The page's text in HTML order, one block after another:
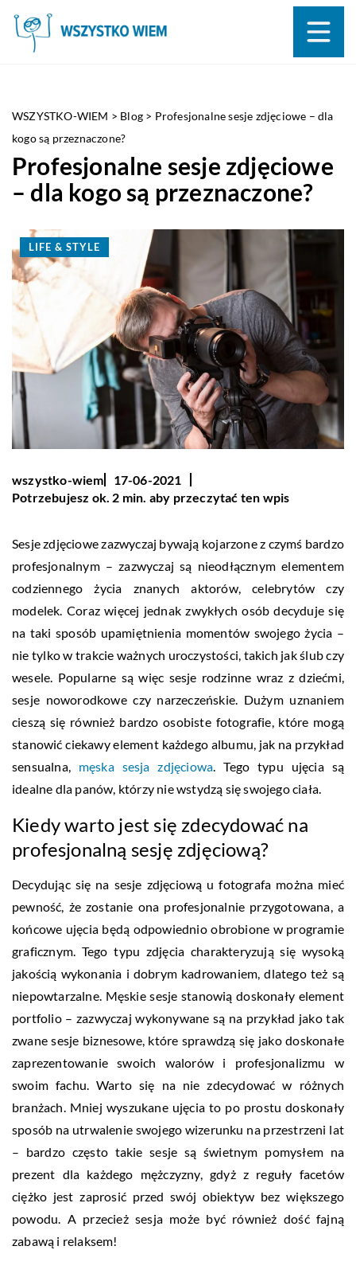
WSZYSTKO-WIEM > Blog > Profesjonalne sesje zdjęciowe – dla
kogo są przeznaczone?
Profesjonalne sesje zdjęciowe
– dla kogo są przeznaczone?
LIFE & STYLE
wszystko-wiem
17-06-2021
Potrzebujesz ok. 2 min. aby przeczytać ten wpis
Sesje zdjęciowe zazwyczaj bywają kojarzone z czymś bardzo
profesjonalnym – zazwyczaj są nieodłącznym elementem
codziennego życia znanych aktorów, celebrytów czy
modelek. Coraz więcej jednak zwykłych osób decyduje się
na taki sposób upamiętnienia momentów swojego życia –
nie tylko w trakcie ważnych uroczystości, takich jak ślub czy
wesele. Popularne są więc sesje rodzinne wraz z dziećmi,
sesje noworodkowe czy narzeczeńskie. Dużym uznaniem
cieszą się również bardzo osobiste fotografie, które mogą
stanowić ciekawy element każdego albumu, jak na przykład
sensualna, męska sesja zdjęciowa . Tego typu ujęcia są
idealne dla panów, którzy nie wstydzą się swojego ciała.
Kiedy warto jest się zdecydować na
profesjonalną sesję zdjęciową?
Decydując się na sesje zdjęciową u fotografa można mieć
pewność, że zostanie ona profesjonalnie przygotowana, a
końcowe ujęcia będą odpowiednio obrobione w programie
graficznym. Tego typu zdjęcia charakteryzują się wysoką
jakością wykonania i dobrym kadrowaniem, dlatego też są
niepowtarzalne. Męskie sesje stanowią doskonały element
portfolio – zazwyczaj wykonywane są na przykład jako tak
zwane sesje biznesowe, które sprawdzą się jako doskonałe
zaprezentowanie swoich walorów i profesjonalizmu w
swoim fachu. Warto się na nie zdecydować w różnych
branżach. Mniej wyszukane ujęcia to po prostu doskonały
sposób na utrwalenie swojego wizerunku na przestrzeni lat
– bardzo często takie sesje są świetnym pomysłem na
prezent dla każdego mężczyzny, gdyż z reguły facetów
ciężko jest zaprosić przed swój obiektyw bez większego
powodu. A przecież sesja może być również dość fajną
zabawą i relaksem!